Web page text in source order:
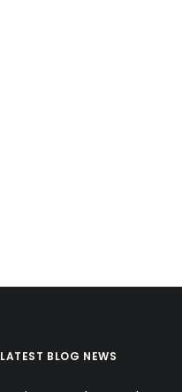
LATEST BLOG NEWS